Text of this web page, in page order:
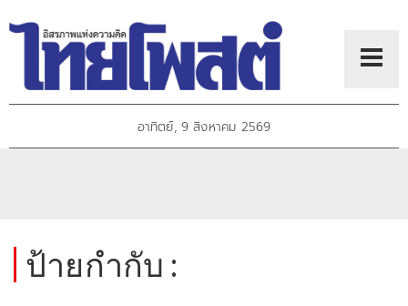
อาทิตย์, 9 สิงหาคม 2569
ป้ายกำกับ :